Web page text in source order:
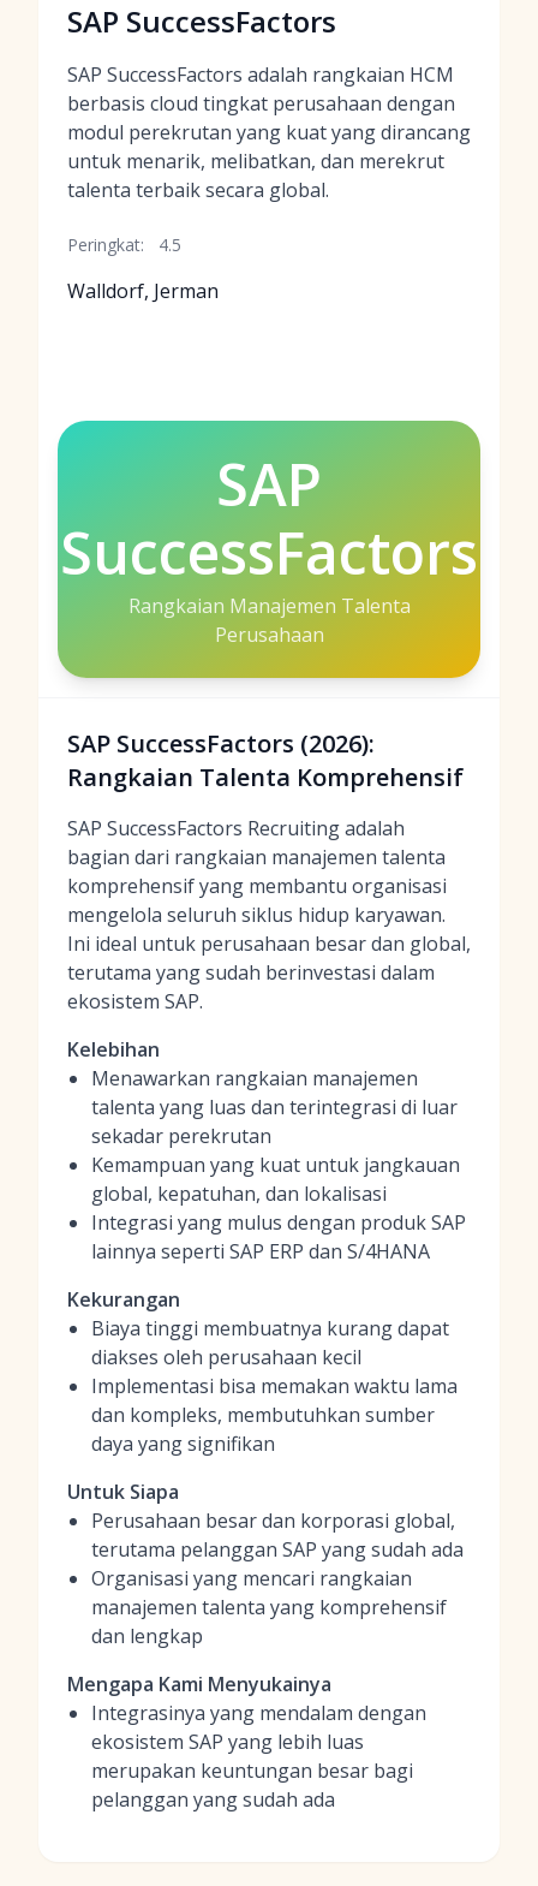
SAP SuccessFactors
SAP SuccessFactors adalah rangkaian HCM
berbasis cloud tingkat perusahaan dengan
modul perekrutan yang kuat yang dirancang
untuk menarik, melibatkan, dan merekrut
talenta terbaik secara global.
Peringkat: 4.5
Walldorf, Jerman
SAP
SuccessFactors
Rangkaian Manajemen Talenta
Perusahaan
SAP SuccessFactors (2026):
Rangkaian Talenta Komprehensif
SAP SuccessFactors Recruiting adalah
bagian dari rangkaian manajemen talenta
komprehensif yang membantu organisasi
mengelola seluruh siklus hidup karyawan.
Ini ideal untuk perusahaan besar dan global,
terutama yang sudah berinvestasi dalam
ekosistem SAP.
Kelebihan
Menawarkan rangkaian manajemen
talenta yang luas dan terintegrasi di luar
sekadar perekrutan
Kemampuan yang kuat untuk jangkauan
global, kepatuhan, dan lokalisasi
Integrasi yang mulus dengan produk SAP
lainnya seperti SAP ERP dan S/4HANA
Kekurangan
Biaya tinggi membuatnya kurang dapat
diakses oleh perusahaan kecil
Implementasi bisa memakan waktu lama
dan kompleks, membutuhkan sumber
daya yang signifikan
Untuk Siapa
Perusahaan besar dan korporasi global,
terutama pelanggan SAP yang sudah ada
Organisasi yang mencari rangkaian
manajemen talenta yang komprehensif
dan lengkap
Mengapa Kami Menyukainya
Integrasinya yang mendalam dengan
ekosistem SAP yang lebih luas
merupakan keuntungan besar bagi
pelanggan yang sudah ada